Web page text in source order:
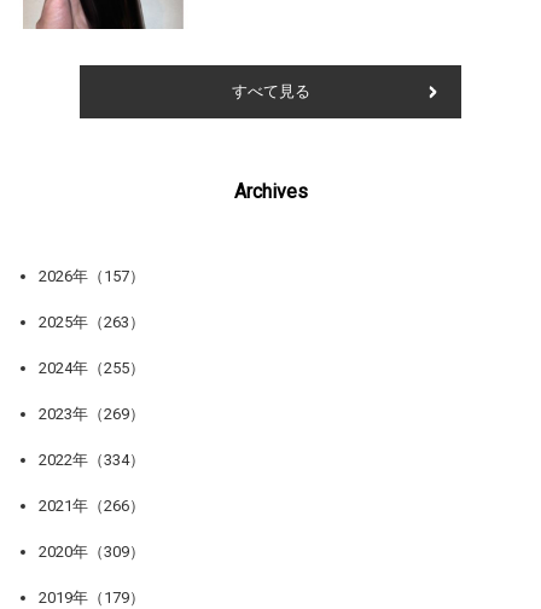
すべて見る
Archives
2026年（157）
2025年（263）
2024年（255）
2023年（269）
2022年（334）
2021年（266）
2020年（309）
2019年（179）